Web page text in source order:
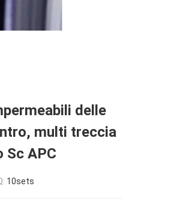
delle
multi treccia
Sc APC
10sets